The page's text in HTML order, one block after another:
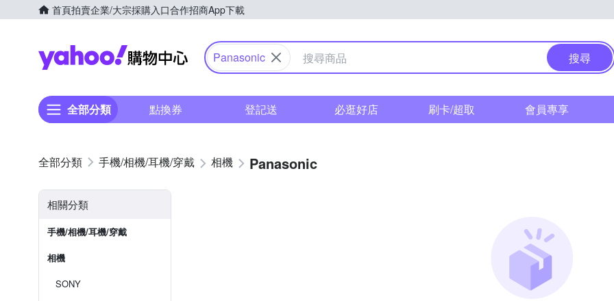
首頁拍賣企業/大宗採購入口合作招商App下載
Yahoo購物中心
Panasonic 搜尋
全部分類 點換券 登記送 必逛好店 刷卡/超取 會員專享
手機/相機/耳機/穿戴 相機 Panasonic
相關分類
手機/相機/耳機/穿戴
相機
SONY